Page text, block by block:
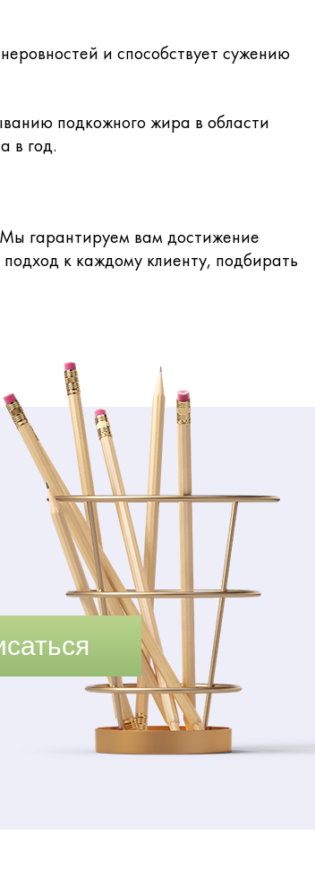
и способствует сужению
подкожного жира в области
в год.
гарантируем вам достижение
к каждому клиенту, подбирать